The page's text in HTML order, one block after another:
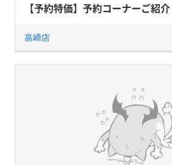
【予約特価】予約コーナーご紹介
高崎店